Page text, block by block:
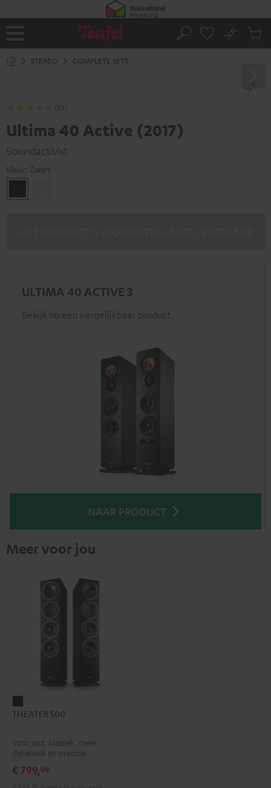
Home
Zoeken
No
STEREO COMPLETE SETS
(59)
Ultima 40 Active (2017)
Soundactivist
Kleur: Zwart
ULTIMA 40 ACTIVE 3
Bekijk nu een vergelijkbaar product.
NAAR PRODUCT
Meer voor jou
500
THEATER 500
Voor jazz, klassiek, meer
dynamiek en precisie
€ 799,99